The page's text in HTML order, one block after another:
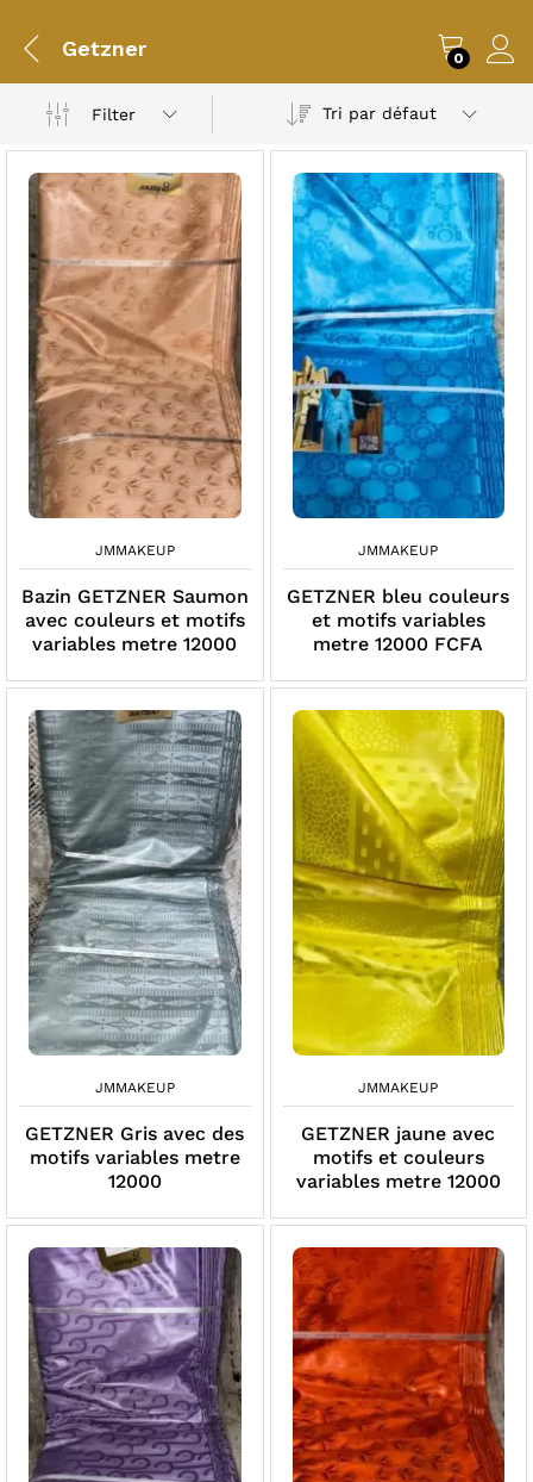
Getzner 0
Filter Tri par défaut
JMMAKEUP
Bazin GETZNER Saumon
avec couleurs et motifs
variables metre 12000
JMMAKEUP
GETZNER bleu couleurs
et motifs variables
metre 12000 FCFA
JMMAKEUP
GETZNER Gris avec des
motifs variables metre
12000
JMMAKEUP
GETZNER jaune avec
motifs et couleurs
variables metre 12000